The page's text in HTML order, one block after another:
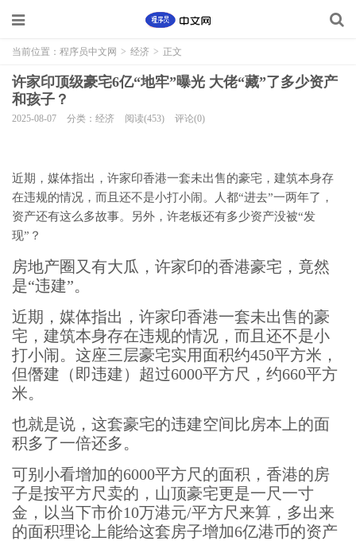
当前位置： 程序员中文网 > 经济 > 正文
许家印顶级豪宅6亿“地牢”曝光 大佬“藏”了多少资产
和孩子？
2025-08-07 分类：经济 阅读(453) 评论(0)
近期，媒体指出，许家印香港一套未出售的豪宅，建筑本身存
在违规的情况，而且还不是小打小闹。人都“进去”一两年了，
资产还有这么多故事。另外，许老板还有多少资产没被“发
现”？
房地产圈又有大瓜，许家印的香港豪宅，竟然
是“违建”。
近期，媒体指出，许家印香港一套未出售的豪
宅，建筑本身存在违规的情况，而且还不是小
打小闹。这座三层豪宅实用面积约450平方米，
但僭建（即违建）超过6000平方尺，约660平方
米。
也就是说，这套豪宅的违建空间比房本上的面
积多了一倍还多。
可别小看增加的6000平方尺的面积，香港的房
子是按平方尺卖的，山顶豪宅更是一尺一寸
金，以当下市价10万港元/平方尺来算，多出来
的面积理论上能给这套房子增加6亿港币的资产